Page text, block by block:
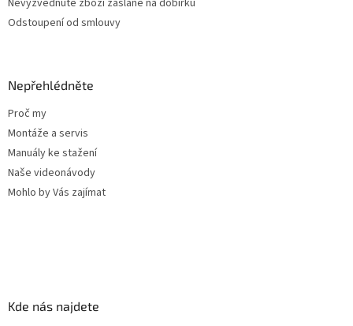
Nevyzvednuté zboží zaslané na dobírku
Odstoupení od smlouvy
Nepřehlédněte
Proč my
Montáže a servis
Manuály ke stažení
Naše videonávody
Mohlo by Vás zajímat
Kde nás najdete